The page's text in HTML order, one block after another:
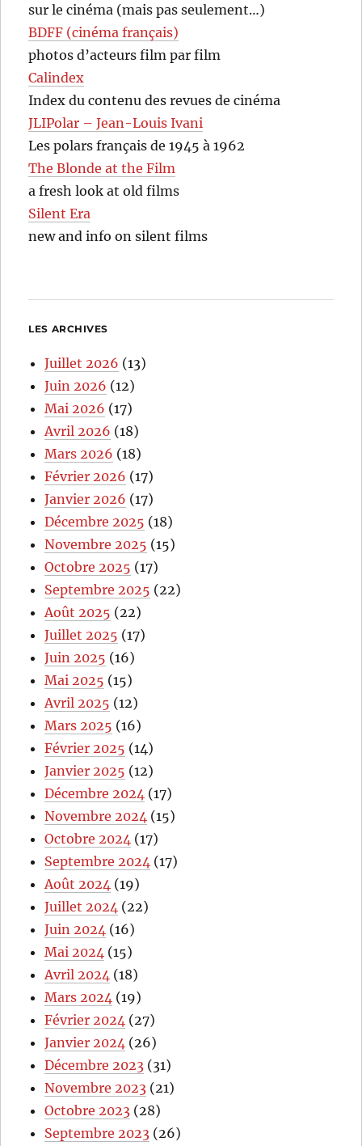
sur le cinéma (mais pas seulement…)
BDFF (cinéma français)
photos d’acteurs film par film
Calindex
Index du contenu des revues de cinéma
JLIPolar – Jean-Louis Ivani
Les polars français de 1945 à 1962
The Blonde at the Film
a fresh look at old films
Silent Era
new and info on silent films
LES ARCHIVES
Juillet 2026 (13)
Juin 2026 (12)
Mai 2026 (17)
Avril 2026 (18)
Mars 2026 (18)
Février 2026 (17)
Janvier 2026 (17)
Décembre 2025 (18)
Novembre 2025 (15)
Octobre 2025 (17)
Septembre 2025 (22)
Août 2025 (22)
Juillet 2025 (17)
Juin 2025 (16)
Mai 2025 (15)
Avril 2025 (12)
Mars 2025 (16)
Février 2025 (14)
Janvier 2025 (12)
Décembre 2024 (17)
Novembre 2024 (15)
Octobre 2024 (17)
Septembre 2024 (17)
Août 2024 (19)
Juillet 2024 (22)
Juin 2024 (16)
Mai 2024 (15)
Avril 2024 (18)
Mars 2024 (19)
Février 2024 (27)
Janvier 2024 (26)
Décembre 2023 (31)
Novembre 2023 (21)
Octobre 2023 (28)
Septembre 2023 (26)